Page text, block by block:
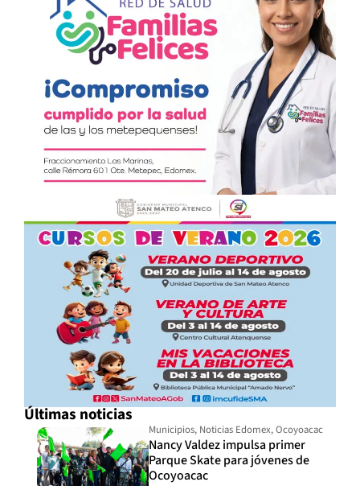
Últimas noticias
Municipios, Noticias Edomex,Ocoyoacac
Nancy Valdez impulsa primer
Parque Skate para jóvenes de
Ocoyoacac